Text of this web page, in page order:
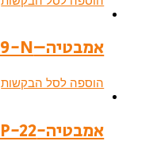
אמבטיה–Free standing – W-9-N
הוספה לסל הבקשות
אמבטיה-Free standing – W-P-22